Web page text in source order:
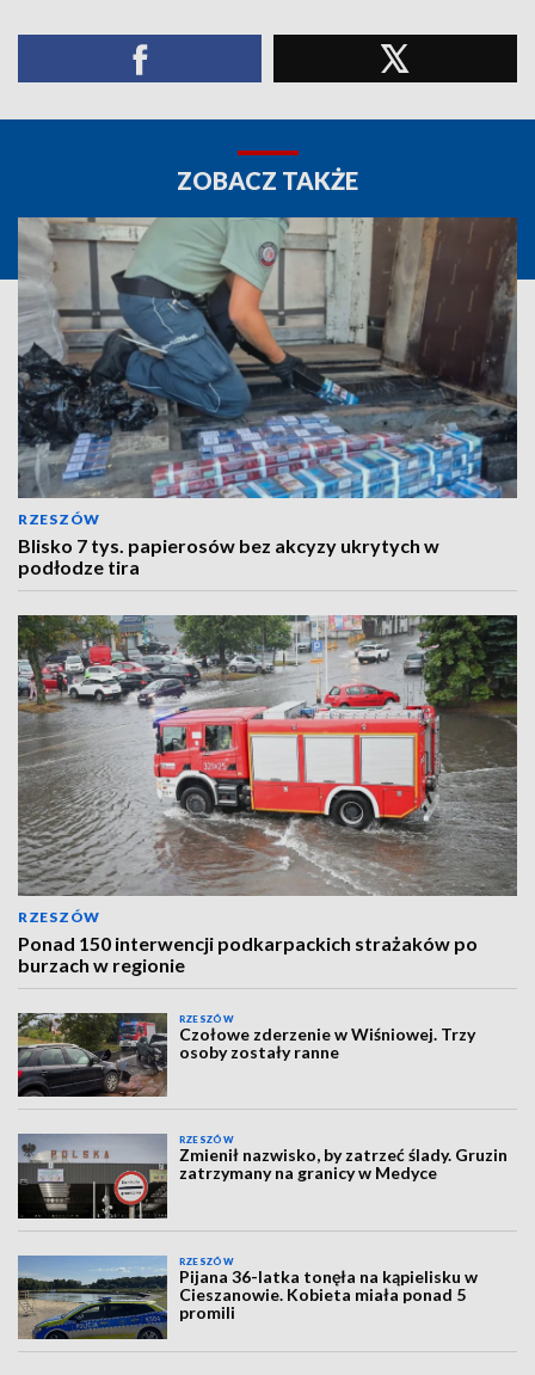
ZOBACZ TAKŻE
RZESZÓW
Blisko 7 tys. papierosów bez akcyzy ukrytych w
podłodze tira
RZESZÓW
Ponad 150 interwencji podkarpackich strażaków po
burzach w regionie
RZESZÓW
Czołowe zderzenie w Wiśniowej. Trzy
osoby zostały ranne
RZESZÓW
Zmienił nazwisko, by zatrzeć ślady. Gruzin
zatrzymany na granicy w Medyce
RZESZÓW
Pijana 36-latka tonęła na kąpielisku w
Cieszanowie. Kobieta miała ponad 5
promili